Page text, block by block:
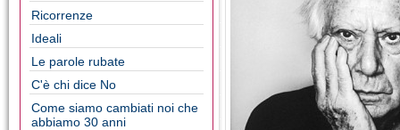
Ricorrenze
Ideali
Le parole rubate
C'è chi dice No
Come siamo cambiati noi che
abbiamo 30 anni